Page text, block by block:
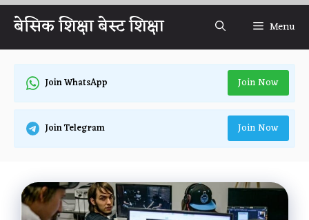
Skipबेसिक शिक्षा बेस्ट शिक्षा Menu
Join WhatsApp Join Now
Join Telegram Join Now